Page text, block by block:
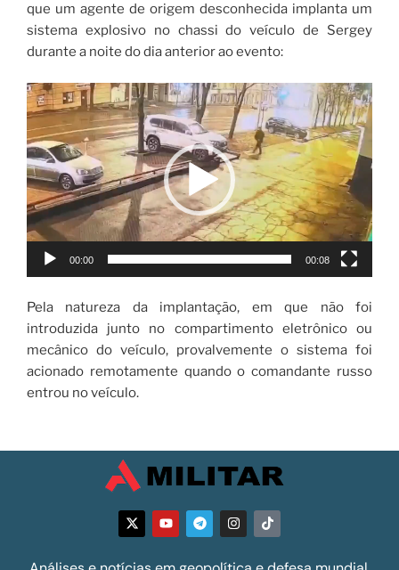
que um agente de origem desconhecida implanta um
sistema explosivo no chassi do veículo de Sergey
durante a noite do dia anterior ao evento:
Tocador
de
vídeo
00:00 00:08
Pela natureza da implantação, em que não foi
introduzida junto no compartimento eletrônico ou
mecânico do veículo, provalvemente o sistema foi
acionado remotamente quando o comandante russo
entrou no veículo.